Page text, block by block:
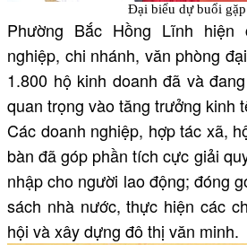
Đại biểu dự buổi gặp
Phường Bắc Hồng Lĩnh hiện
nghiệp, chi nhánh, văn phòng
1.800 hộ kinh doanh đã và
quan trọng vào tăng trưởng kinh
Các doanh nghiệp, hợp tác xã,
bàn đã góp phần tích cực giải
nhập cho người lao động; đóng
sách nhà nước, thực hiện các
hội và xây dựng đô thị văn minh.